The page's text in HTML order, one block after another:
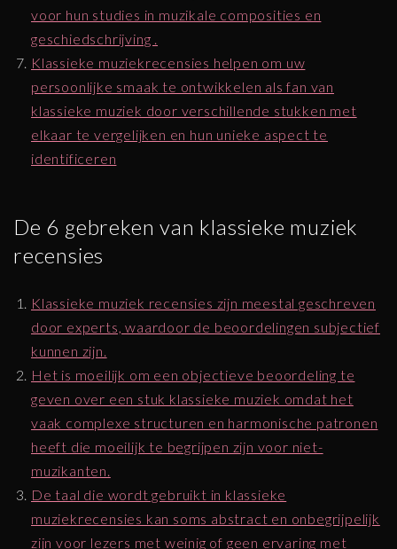
voor hun studies in muzikale composities en
geschiedschrijving .
Klassieke muziekrecensies helpen om uw
persoonlijke smaak te ontwikkelen als fan van
klassieke muziek door verschillende stukken met
elkaar te vergelijken en hun unieke aspect te
identificeren
De 6 gebreken van klassieke muziek
recensies
Klassieke muziek recensies zijn meestal geschreven
door experts, waardoor de beoordelingen subjectief
kunnen zijn.
Het is moeilijk om een objectieve beoordeling te
geven over een stuk klassieke muziek omdat het
vaak complexe structuren en harmonische patronen
heeft die moeilijk te begrijpen zijn voor niet-
muzikanten.
De taal die wordt gebruikt in klassieke
muziekrecensies kan soms abstract en onbegrijpelijk
zijn voor lezers met weinig of geen ervaring met